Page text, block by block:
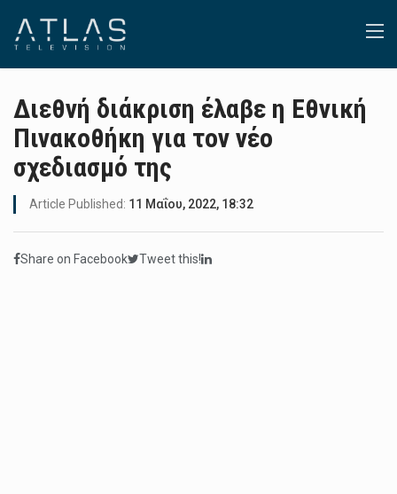
Διεθνή διάκριση έλαβε η Εθνική
Πινακοθήκη για τον νέο
σχεδιασμό της
Article Published: 11 Μαΐου, 2022, 18:32
Share on Facebook Tweet this!